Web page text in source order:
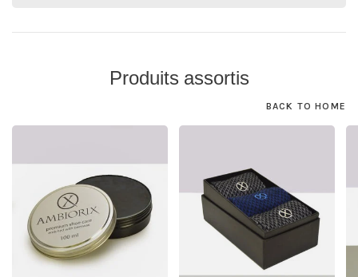
Produits assortis
BACK TO HOME